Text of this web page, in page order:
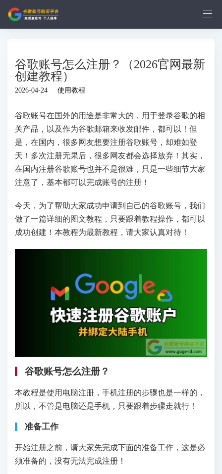
谷歌账号怎么注册？（2026官网最新
创建教程）
2026-04-24 使用教程
谷歌账号在国外的用途是非常大的，用于登录谷歌的相
关产品，以及作为谷歌邮箱来收发邮件，都可以！但
是，在国内，很多网友想要注册谷歌账号，却难如登
天！多次注册无果后，很多网友都会选择放弃！其实，
在国内注册谷歌账号也并不是很难，只是一些细节大家
注意了，基本都可以完成账号的注册！
今天，为了帮助大家成功申请到自己的谷歌账号，我们
做了一篇详细的图文教程，只要跟着教程操作，都可以
成功创建！本教程为最新教程，请大家认真对待！
谷歌账号怎么注册？
本教程是使用电脑注册，手机注册的步骤也是一样的，
所以，不管是电脑还是手机，只要跟着步骤走就行！
准备工作
开始注册之前，请大家先完成下面的准备工作，这是必
须准备的，没有无法完成注册！